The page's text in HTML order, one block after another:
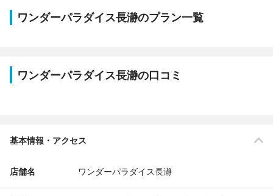
ワンダーパラダイス長瀞のプラン一覧
ワンダーパラダイス長瀞の口コミ
基本情報・アクセス
店舗名 ワンダーパラダイス長瀞